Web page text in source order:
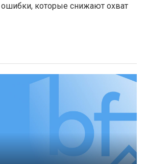
ошибки, которые снижают охват